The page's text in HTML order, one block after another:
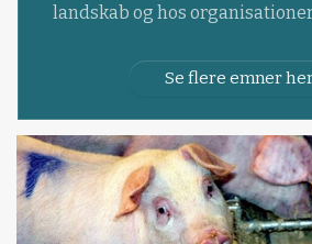
landskab og hos
Se flere emner